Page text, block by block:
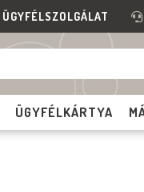
ÜGYFÉLKÁRTYA